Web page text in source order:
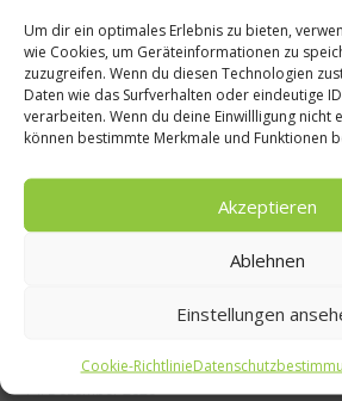
Um dir ein optimales Erlebnis zu bieten,
wie Cookies, um Geräteinformationen zu
zuzugreifen. Wenn du diesen Technologien
Daten wie das Surfverhalten oder eindeutige
verarbeiten. Wenn du deine Einwillligung nicht
können bestimmte Merkmale und Funktionen
Akzeptieren
Ablehnen
Einstellungen
Cookie-Richtlinie
Ähnliche Beiträge
machen
14. Dezember 2020
22.